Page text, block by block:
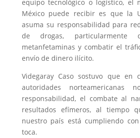
equipo tecnológico o logístico, el
México puede recibir es que la
asuma su responsabilidad para
de drogas,
metanfetaminas y combatir el
envío de dinero ilícito.
Videgaray Caso sostuvo que en
autoridades norteamericanas
responsabilidad, el combate al
resultados efímeros, al tiempo
nuestro país está cumpliendo
toca.